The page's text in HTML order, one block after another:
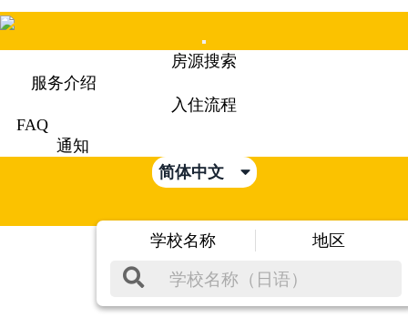
Mobile
Menu
房源搜索
服务介绍
入住流程
FAQ
通知
简体中文
学校名称 地区